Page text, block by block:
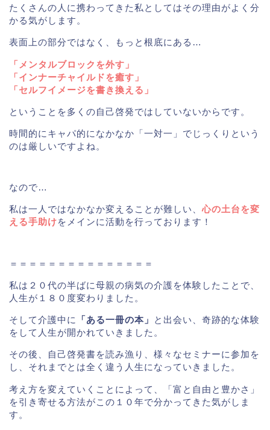
たくさんの人に携わってきた私としてはその理由がよく分
かる気がします。
表面上の部分ではなく、もっと根底にある…
「メンタルブロックを外す」
「インナーチャイルドを癒す」
「セルフイメージを書き換える」
ということを多くの自己啓発ではしていないからです。
時間的にキャパ的になかなか「一対一」でじっくりという
のは厳しいですよね。
なので…
私は一人ではなかなか変えることが難しい、 心の土台を変
える手助けをメインに活動を行っております！
＝＝＝＝＝＝＝＝＝＝＝＝＝＝＝
私は２０代の半ばに母親の病気の介護を体験したことで、
人生が１８０度変わりました。
そして介護中に 「ある一冊の本」
と出会い、奇跡的な体験
をして人生が開かれていきました。
その後、自己啓発書を読み漁り、様々なセミナーに参加を
し、それまでとは全く違う人生になっていきました。
考え方を変えていくことによって、「富と自由と豊かさ」
を引き寄せる方法がこの１０年で分かってきた気がしま
す。